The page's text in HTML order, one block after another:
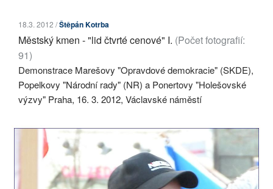
AKTUÁLNÍ VYDÁNÍ
ARCHIV
AUTOŘI
PŘÍSPĚVKY NA PROVOZ
příspěvcích čtenářů. Prosíme, přispějte. ➥
O nás - Britské listy
Stanovy OSBL
Informace pro autory
Příspěvky
18.3. 2012 /Štěpán Kotrba
Městský kmen - "lid čtvrté cenové" I. (Počet fotografií:
91)
Demonstrace Marešovy "Opravdové demokracie" (SKDE),
Popelkovy "Národní rady" (NR) a Ponertovy "Holešovské
výzvy" Praha, 16. 3. 2012, Václavské náměstí